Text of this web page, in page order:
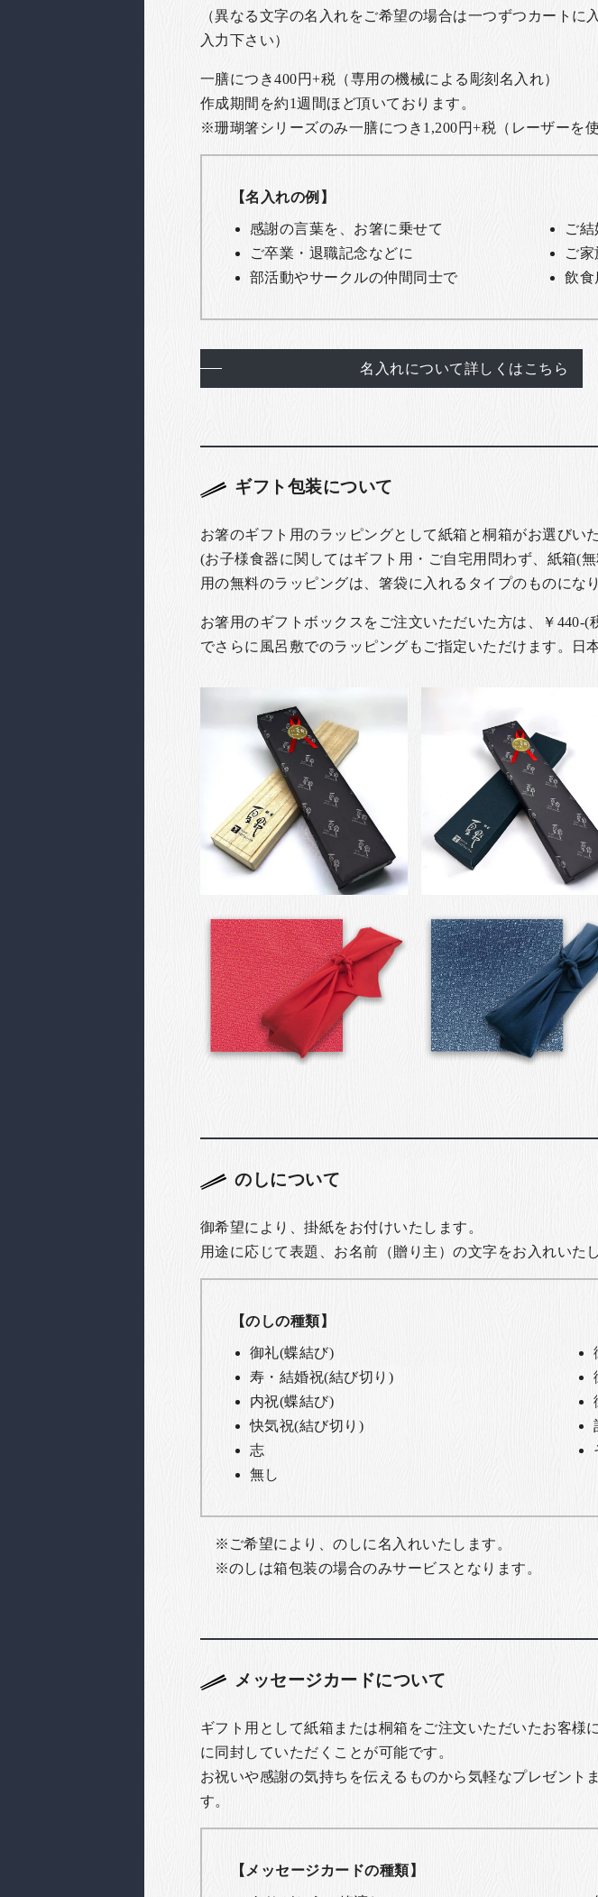
（異なる文字の名入れをご希望の場合は一つずつカート
入力下さい）
一膳につき400円+税（専用の機械による彫刻名入れ）
作成期間を約1週間ほど頂いております。
※珊瑚箸シリーズのみ一膳につき1,200円+税 （レーザーを
【名入れの例】
感謝の言葉を、お箸に乗せて
ご
ご卒業・退職記念などに
ご
部活動やサークルの仲間同士で
飲食
名入れについて詳しくはこちら
ギフト包装について
お箸のギフト用のラッピングとして紙箱と桐箱がお選びい
(お子様食器に関してはギフト用・ご自宅用問わず、紙箱(
用の無料のラッピングは、箸袋に入れるタイプのものにな
お箸用のギフトボックスをご注文いただいた方は、￥440-(
でさらに風呂敷でのラッピングもご指定いただけます。日
のしについて
御希望により、掛紙をお付けいたします。
用途に応じて表題、お名前（贈り主）の文字をお入れいた
【のしの種類】
御礼(蝶結び)
寿・結婚祝(結び切り)
内祝(蝶結び)
快気祝(結び切り)
志
無し
ご希望により、のしに名入れいたします。
のしは箱包装の場合のみサービスとなります。
メッセージカードについて
ギフト用として紙箱または桐箱をご注文いただいたお客様
に同封していただくことが可能です。
お祝いや感謝の気持ちを伝えるものから気軽なプレゼント
す。
【メッセージカードの種類】